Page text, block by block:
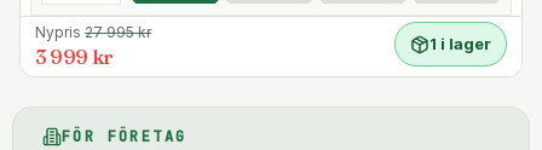
Nypris 27 995kr
3 999 kr
1 i lager
FÖR FÖRETAG